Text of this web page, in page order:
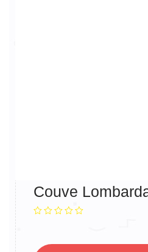
Couve